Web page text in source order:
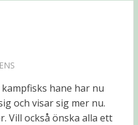
hane har nu
och visar sig mer nu.
Vill också önska alla ett